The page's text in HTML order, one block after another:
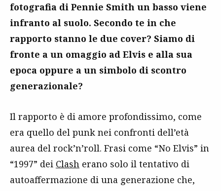
fotografia di Pennie Smith un basso viene
infranto al suolo. Secondo te in che
rapporto stanno le due cover? Siamo di
fronte a un omaggio ad Elvis e alla sua
epoca oppure a un simbolo di scontro
generazionale?
Il rapporto è di amore profondissimo, come
era quello del punk nei confronti dell’età
aurea del rock’n’roll. Frasi come “No Elvis” in
“1997” dei Clash erano solo il tentativo di
autoaffermazione di una generazione che,